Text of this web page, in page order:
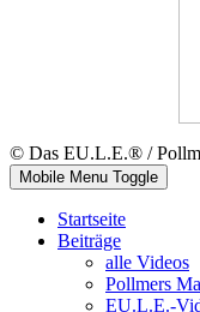
© Das EU.L.E.® /
Mobile Menu Toggle
Startseite
Beiträge
alle Videos
Pollmers
EU.L.E.-